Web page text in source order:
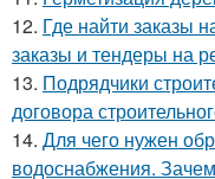
12. Где найти заказы
заказы и тендеры на
13. Подрядчики
договора
14. Для чего нужен
водоснабжения.